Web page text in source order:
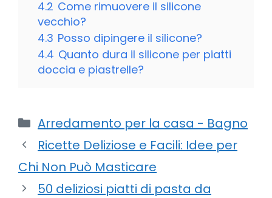
4.2 Come rimuovere il silicone
vecchio?
4.3 Posso dipingere il silicone?
4.4 Quanto dura il silicone per piatti
doccia e piastrelle?
Categorie
Arredamento per la casa - Bagno
Ricette Deliziose e Facili: Idee per
Chi Non Può Masticare
50 deliziosi piatti di pasta da